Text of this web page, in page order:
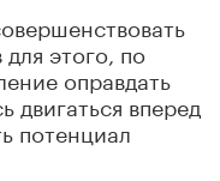
этого, по
оправдать
двигаться вперед
потенциал